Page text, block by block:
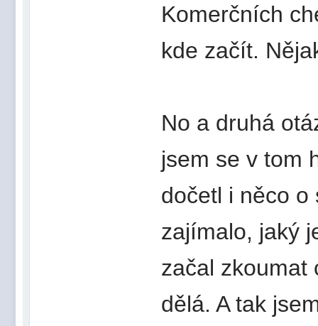
Komerčních
kde začít.
No a druhá
jsem se v tom
dočetl i něco o
zajímalo, jaký
začal zkoumat
dělá. A tak